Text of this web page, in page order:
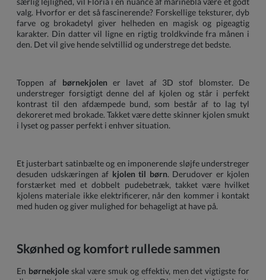
valg. Hvorfor er det så fascinerende? Forskellige teksturer, dyb
farve og brokadetyl giver helheden en magisk og pigeagtig
karakter. Din datter vil ligne en rigtig troldkvinde fra månen i
den. Det vil give hende selvtillid og understrege det bedste.
Toppen af børnekjolen er lavet af 3D stof blomster. De
understreger forsigtigt denne del af kjolen og står i perfekt
kontrast til den afdæmpede bund, som består af to lag tyl
dekoreret med brokade. Takket være dette skinner kjolen smukt
i lyset og passer perfekt i enhver situation.
Et justerbart satinbælte og en imponerende sløjfe understreger
desuden udskæringen af kjolen til børn. Derudover er kjolen
forstærket med et dobbelt pudebetræk, takket være hvilket
kjolens materiale ikke elektrificerer, når den kommer i kontakt
med huden og giver mulighed for behageligt at have på.
Skønhed og komfort rullede sammen
En børnekjoleskal være smuk og effektiv, men det vigtigste for